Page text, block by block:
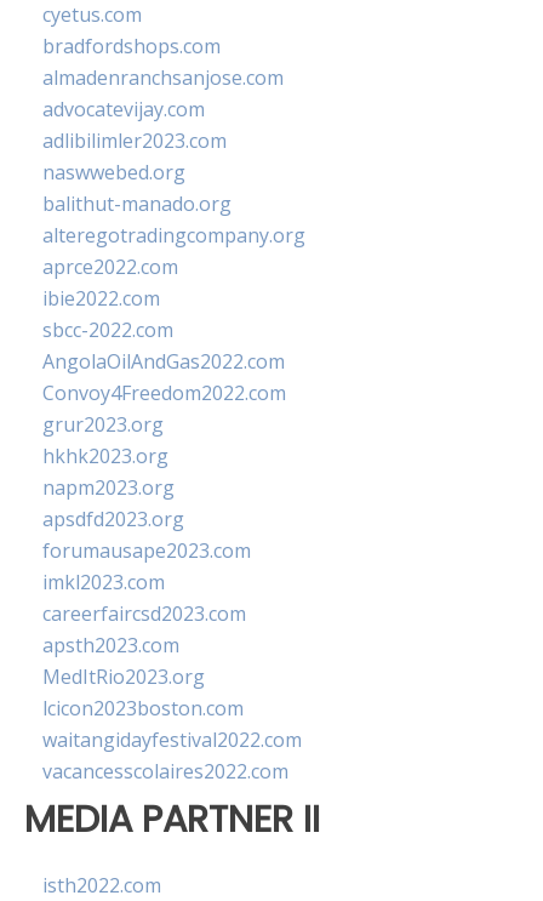
cyetus.com
bradfordshops.com
almadenranchsanjose.com
advocatevijay.com
adlibilimler2023.com
naswwebed.org
balithut-manado.org
alteregotradingcompany.org
aprce2022.com
ibie2022.com
sbcc-2022.com
AngolaOilAndGas2022.com
Convoy4Freedom2022.com
grur2023.org
hkhk2023.org
napm2023.org
apsdfd2023.org
forumausape2023.com
imkl2023.com
careerfaircsd2023.com
apsth2023.com
MedItRio2023.org
lcicon2023boston.com
waitangidayfestival2022.com
vacancesscolaires2022.com
MEDIA PARTNER II
isth2022.com